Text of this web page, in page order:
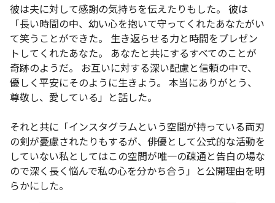
彼は夫に対して感謝の気持ちを伝えたりもした。 彼は
「長い時間の中、幼い心を抱いて守ってくれたあなたがい
て笑うことができた。 生き返らせる力と時間をプレゼン
トしてくれたあなた。 あなたと共にするすべてのことが
奇跡のようだ。 お互いに対する深い配慮と信頼の中で、
優しく平安にそのように生きよう。 本当にありがとう、
尊敬し、愛している」と話した。
それと共に「インスタグラムという空間が持っている両刃
の剣が憂慮されたりもするが、俳優として公式的な活動を
していない私としてはこの空間が唯一の疎通と告白の場な
ので深く長く悩んで私の心を分かち合う」と公開理由を明
らかにした。